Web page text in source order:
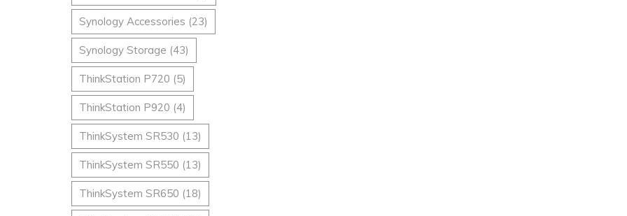
Synology Accessories (23)
Synology Storage (43)
ThinkStation P720 (5)
ThinkStation P920 (4)
ThinkSystem SR530 (13)
ThinkSystem SR550 (13)
ThinkSystem SR650 (18)